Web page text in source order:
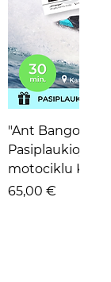
"Ant Bangos"
motociklu
Kaina
65,00 €